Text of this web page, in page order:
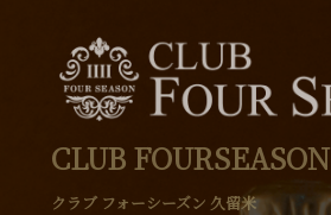
CLUB FOURSEASON
クラブ フォーシーズン 久留米